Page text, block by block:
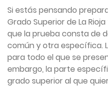
Si estás pensando
Grado Superior de La
que la prueba consta de
común y otra específica.
para todo el que se
embargo, la parte
grado superior al que